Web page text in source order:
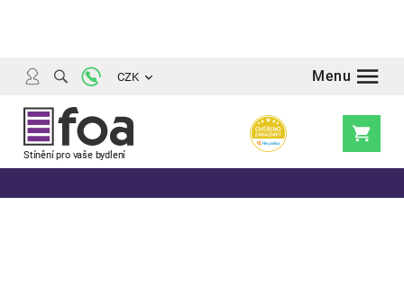
CZK
Nákupní